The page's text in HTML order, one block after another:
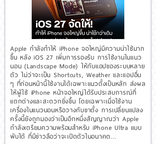
Apple กำลังทำให้ iPhone จอใหญ่มีความน่าใช้มาก
ขึ้น หลัง iOS 27 เพิ่มการรองรับ การใช้งานในแนว
นอน (Landscape Mode) ให้กับแอปของระบบหลาย
ตัว ไม่ว่าจะเป็น Shortcuts, Weather และแอปอื่น
ๆ ที่ก่อนหน้านี้ใช้งานได้เฉพาะแนวตั้งเป็นหลัก ส่งผล
ให้ผู้ใช้ iPhone หน้าจอใหญ่ได้รับประสบการณ์ที่
แตกต่างและสะดวกยิ่งขึ้น โดยเฉพาะเมื่อใช้งาน
เครื่องในแนวนอนหรือวางกับขาตั้ง การเปลี่ยนแปลง
ครั้งนี้ยังถูกมองว่าเป็นอีกหนึ่งสัญญาณว่า Apple
กำลังเตรียมความพร้อมสำหรับ iPhone Ultra แบบ
พับได้ ที่มีข่าวลือว่าจะเปิดตัวในอนาคต...